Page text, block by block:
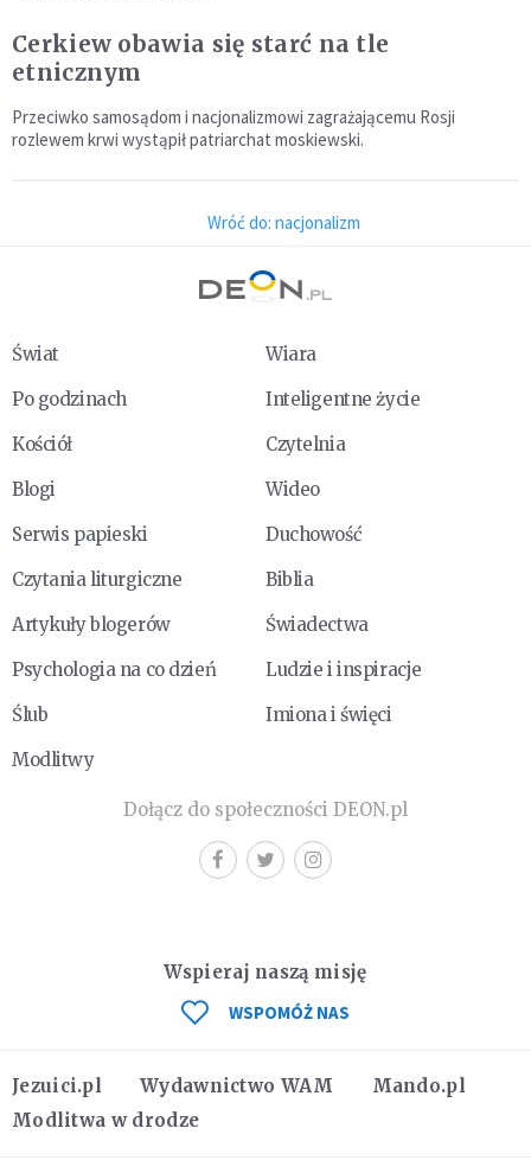
Cerkiew obawia się starć na tle
etnicznym
Przeciwko samosądom i nacjonalizmowi zagrażającemu Rosji
rozlewem krwi wystąpił patriarchat moskiewski.
Wróć do: nacjonalizm
Świat
Wiara
Po godzinach
Inteligentne życie
Kościół
Czytelnia
Blogi
Wideo
Serwis papieski
Duchowość
Czytania liturgiczne
Biblia
Artykuły blogerów
Świadectwa
Psychologia na co dzień
Ludzie i inspiracje
Ślub
Imiona i święci
Modlitwy
Dołącz do społeczności DEON.pl
Jezuici.pl Wydawnictwo WAM
Mando.pl
Modlitwa w drodze
Wspieraj naszą misję
WSPOMÓŻ NAS